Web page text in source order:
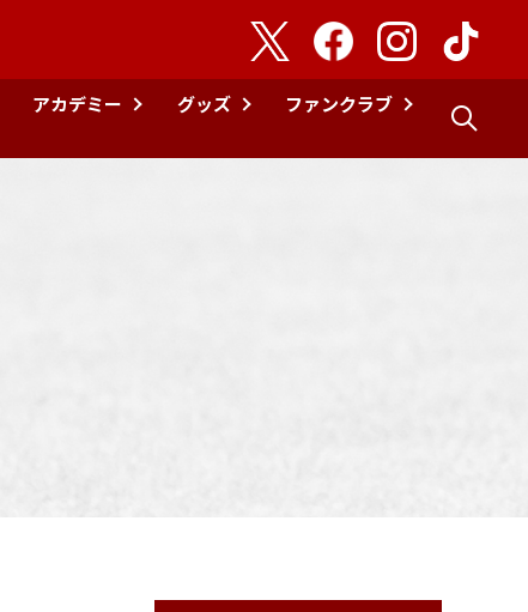
アカデミー グッズ
ファンクラブ